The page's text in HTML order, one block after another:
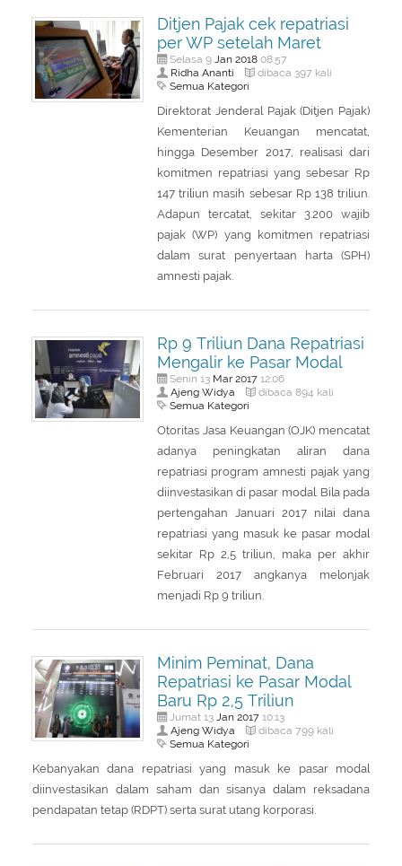
Ditjen Pajak cek repatriasi
per WP setelah Maret
Selasa 9 Jan 201808:57
Ridha Ananti dibaca 397 kali
Semua Kategori
Direktorat Jenderal Pajak (Ditjen Pajak)
Kementerian Keuangan mencatat,
hingga Desember 2017, realisasi dari
komitmen repatriasi yang sebesar Rp
147 triliun masih sebesar Rp 138 triliun.
Adapun tercatat, sekitar 3.200 wajib
pajak (WP) yang komitmen repatriasi
dalam surat penyertaan harta (SPH)
amnesti pajak.
Rp 9 Triliun Dana Repatriasi
Mengalir ke Pasar Modal
Senin 13 Mar 201712:06
Ajeng Widya dibaca 894 kali
Semua Kategori
Otoritas Jasa Keuangan (OJK) mencatat
adanya peningkatan aliran dana
repatriasi program amnesti pajak yang
diinvestasikan di pasar modal. Bila pada
pertengahan Januari 2017 nilai dana
repatriasi yang masuk ke pasar modal
sekitar Rp 2,5 triliun, maka per akhir
Februari 2017 angkanya melonjak
menjadi Rp 9 triliun.
Minim Peminat, Dana
Repatriasi ke Pasar Modal
Baru Rp 2,5 Triliun
Jumat 13 Jan 201710:13
Ajeng Widya dibaca 799 kali
Semua Kategori
Kebanyakan dana repatriasi yang masuk ke pasar modal
diinvestasikan dalam saham dan sisanya dalam reksadana
pendapatan tetap (RDPT) serta surat utang korporasi.